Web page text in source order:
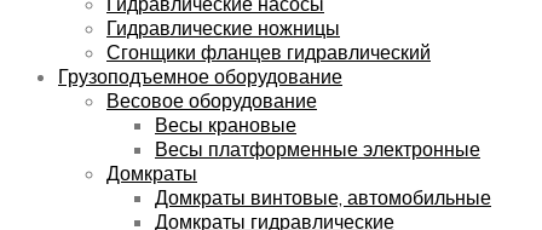
Гидравлические ножницы
Сгонщики фланцев гидравлический
Грузоподъемное оборудование
Весовое оборудование
Весы крановые
Весы платформенные электронные
Домкраты
Домкраты винтовые, автомобильные
Домкраты гидравлические